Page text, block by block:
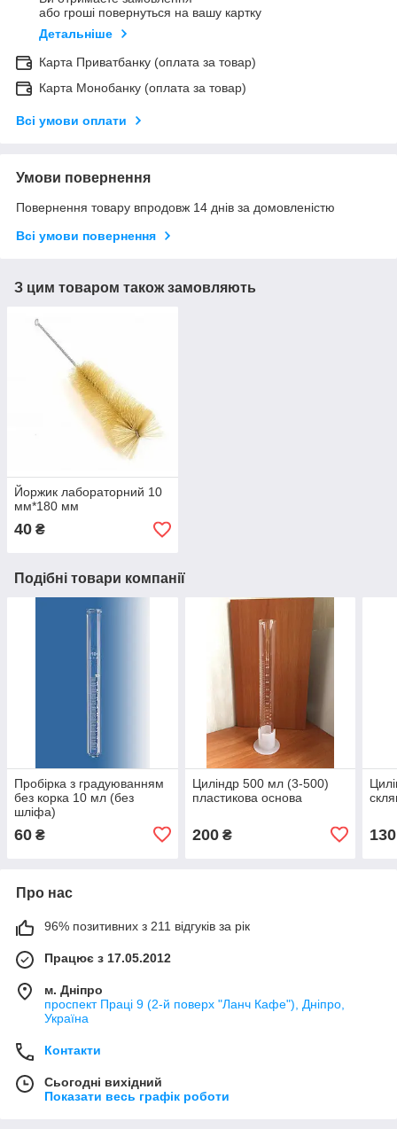
або гроші повернуться на вашу картку
Детальніше
Карта Приватбанку (оплата за товар)
Карта Монобанку (оплата за товар)
Всі умови оплати
Умови повернення
Повернення товару впродовж 14 днів за домовленістю
Всі умови повернення
З цим товаром також замовляють
Йоржик лабораторний 10
мм*180 мм
40 ₴
Подібні товари компанії
Пробірка з градуюванням
без корка 10 мл (без
шліфа)
60 ₴
Циліндр 500 мл (3-500)
пластикова основа
200₴ 130
Про нас
96% позитивних з 211 відгуків за рік
Працює з 17.05.2012
м. Дніпро
проспект Праці 9 (2-й поверх "Ланч Кафе"), Дніпро,
Україна
Контакти
Сьогодні вихідний
Показати весь графік роботи